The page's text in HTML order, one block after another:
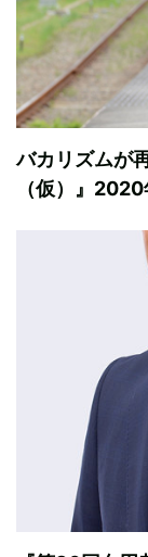
バカリズムが
（仮）』